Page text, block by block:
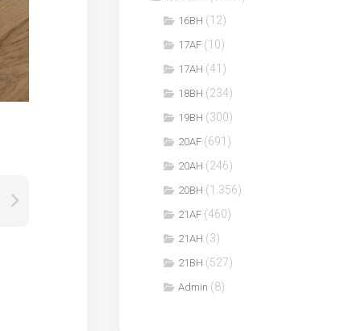
16BH (12)
17AF (10)
17AH (41)
18BH (234)
19BH (300)
20AF (691)
20AH (246)
20BH (1.356)
21AF (460)
21AH (3)
21BH (527)
Admin (8)